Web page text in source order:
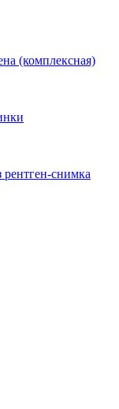
(комплексная)
рентген-снимка